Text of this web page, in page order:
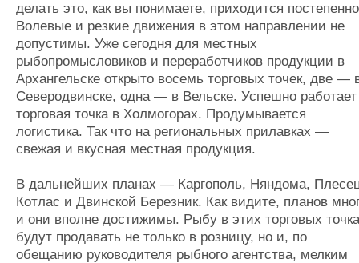
делать это, как вы понимаете, приходится
Волевые и резкие движения в этом направлении не
допустимы. Уже сегодня для местных
рыбопромысловиков и переработчиков продукции в
Архангельске открыто восемь торговых точек, две —
Северодвинске, одна — в Вельске. Успешно работает
торговая точка в Холмогорах. Продумывается
логистика. Так что на региональных прилавках —
свежая и вкусная местная продукция.
В дальнейших планах — Каргополь, Няндома,
Котлас и Двинской Березник. Как видите, планов
и они вполне достижимы. Рыбу в этих торговых
будут продавать не только в розницу, но и, по
обещанию руководителя рыбного агентства, мелким